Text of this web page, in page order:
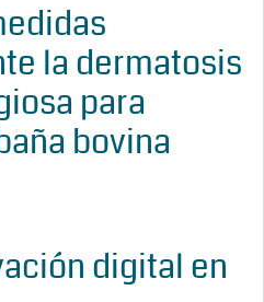
la dermatosis
para
bovina
digital en